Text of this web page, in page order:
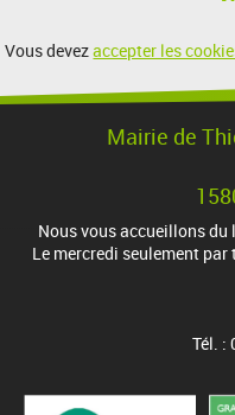
Vous devezaccepter les
Mairie de
Nous vous accueillons du
Le mercredi seulement
Tél. :